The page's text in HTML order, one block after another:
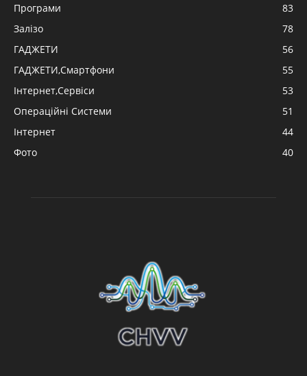
Програми
83
Залізо
78
ГАДЖЕТИ
56
ГАДЖЕТИ,Смартфони
55
Інтернет,Сервіси
53
Операційні Системи
51
Інтернет
44
Фото
40